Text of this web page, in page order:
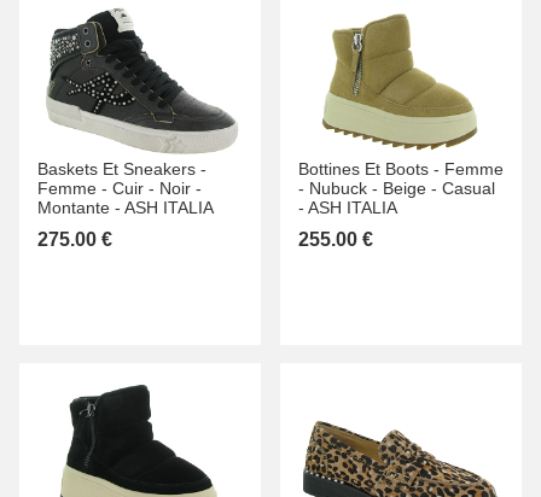
Baskets Et Sneakers -
Femme - Cuir - Noir -
Montante - ASH ITALIA
275.00 €
Bottines Et Boots - Femme
- Nubuck - Beige - Casual
- ASH ITALIA
255.00 €